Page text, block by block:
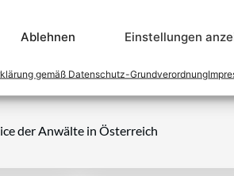
Ablehnen Einstellungen
gemäß Datenschutz-Grundverordnung
zu beraten und Klienten vor
Rechtsberatung zu erbringen und
Herausforderungen dieses Systems
der Anwälte in Österreich